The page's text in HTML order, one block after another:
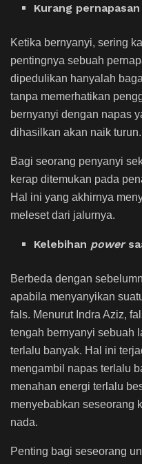
Kurang pernapasan
Ketika bernyanyi, sering
pentingnya sebuah
dipedulikan hanyalah
tanpa memerhatikan
bernyanyi dengan napas
dihasilkan akan naik turun.
Bagi seorang penyanyi
kerap ditemukan pada
Hal ini yang akhirnya
meleset dari jalurnya.
Kelebihan power
Berbeda dengan
apabila menyanyikan
fals. Menurut Indra Aziz,
tengah bernyanyi sebuah
terlalu banyak. Hal ini
mengambil napas terlalu
menahan energi terlalu
menyebabkan seseorang
nada.
Penting bagi seseorang